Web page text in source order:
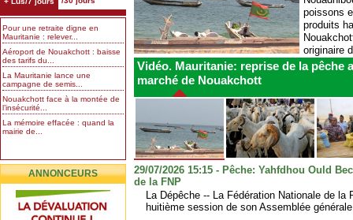
Pour une retraite digne en
Mauritanie : relever...
Aéroport de Nouakchott : baisse
des tarifs du...
La Mauritanie lance une
campagne de semis...
Nouakchott face à la montée de
l’insécurité...
La mémoire effacée : quand la
mairie de...
poissons
produits
originaire
explique
Vidéo. Mauritanie: reprise de la pêche
marché de Nouakchott
du minerai de fer, l’or constitue
le principal produit minier
exploité en Mauritanie. Une
filière encore largement portée
par la mine d’or Tasiast, l’une
des plus grandes
l’année, contre...
ANNONCEURS
29/07/2026 15:15 - Pêche: Yahfdhou Ould
de la FNP
La Dépêche -- La Fédération Nationale de la
huitième session de son Assemblée